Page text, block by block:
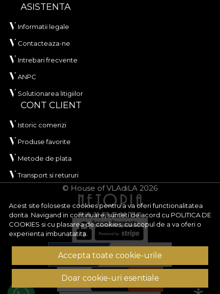
Acest site foloseste cookies pentru a va oferi functionalitatea
dorita. Navigand in continuare, sunteti de acord cu POLITICA DE
COOKIES si cu plasarea de cookies, cu scopul de a va oferi o
experienta imbunatatita.
Accepta toate cookie-urile
Doar cookie-uri esentiale
ASISTENTA
Informatii legale
Contacteaza-ne
Intrebari frecvente
ANPC
Solutionarea litigiilor
CONT CLIENT
Istoric comenzi
Produse favorite
Metode de plata
Transport si retururi
© House of VLAdiLA 2026